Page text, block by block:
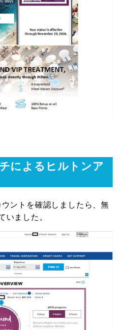
によるヒルトンア
ントを確認しましたら、無
いました。